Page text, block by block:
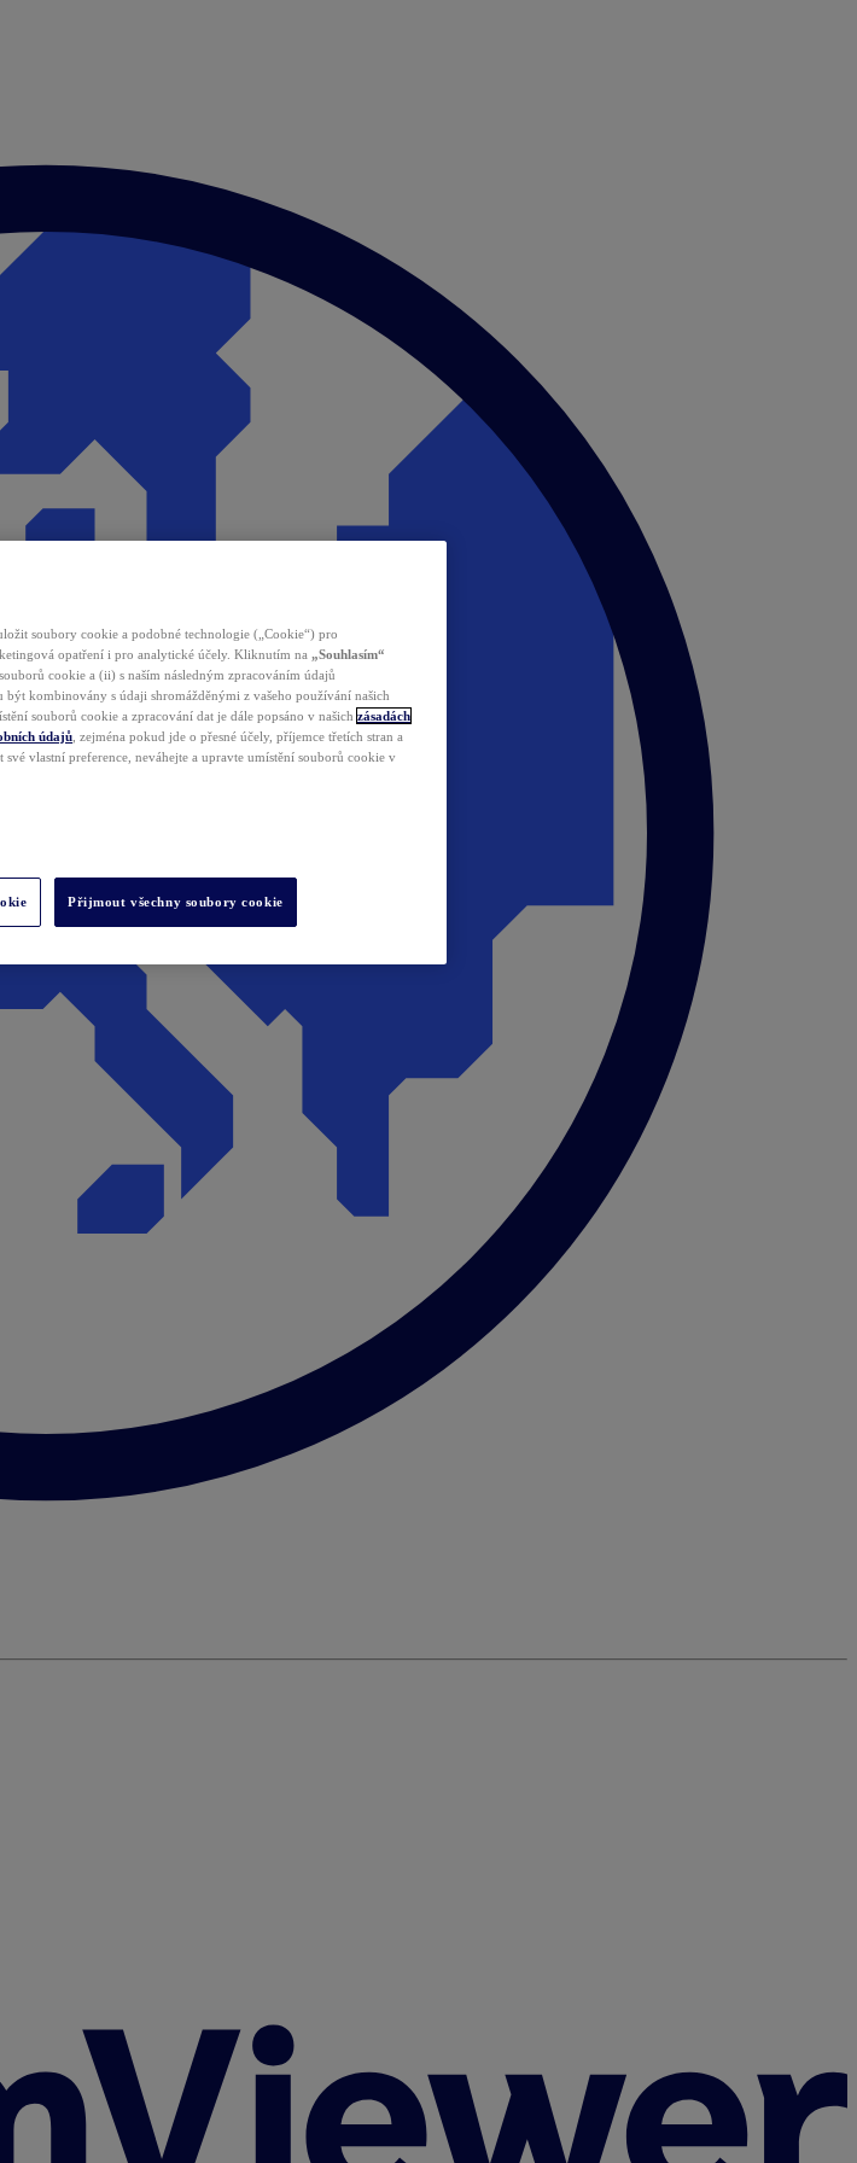
soubory cookie a podobné technologie („Cookie“) pro
opatření i pro analytické účely. Kliknutím na „Souhlasím“
cookie a (ii) s naším následným zpracováním údajů
kombinovány s údaji shromážděnými z vašeho používání našich
souborů cookie a zpracování dat je dále popsáno v našich zásadách
údajů , zejména pokud jde o přesné účely, příjemce třetích stran a
vlastní preference, neváhejte a upravte umístění souborů cookie v
Přijmout všechny soubory cookie